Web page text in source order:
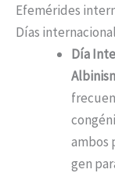
Efemérides
Días
Día
ambos
gen